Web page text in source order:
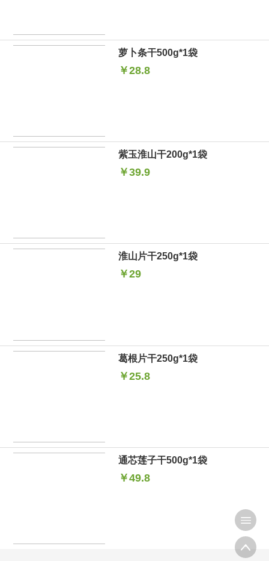
萝卜条干500g*1袋
￥28.8
紫玉淮山干200g*1袋
￥39.9
淮山片干250g*1袋
￥29
葛根片干250g*1袋
￥25.8
通芯莲子干500g*1袋
￥49.8